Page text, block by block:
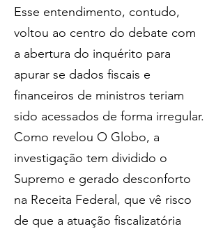
Esse entendimento, contudo,
voltou ao centro do debate com
a abertura do inquérito para
apurar se dados fiscais e
financeiros de ministros teriam
sido acessados de forma irregular.
Como revelou O Globo, a
investigação tem dividido o
Supremo e gerado desconforto
na Receita Federal, que vê risco
de que a atuação fiscalizatória